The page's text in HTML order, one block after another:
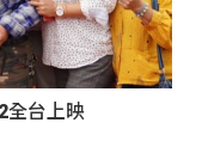
全台上映